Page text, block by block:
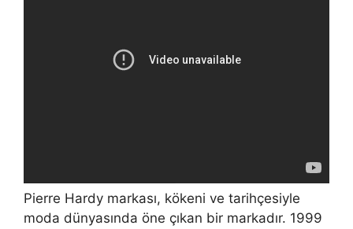
Pierre Hardy markası, kökeni ve tarihçesiyle
moda dünyasında öne çıkan bir markadır. 1999